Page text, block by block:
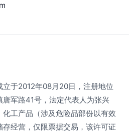
立于2012年08月20日，注册地位
军路41号，法定代表人为张兴
工产品（涉及危险品部份以有效
经营，仅限票据交易，该许可证